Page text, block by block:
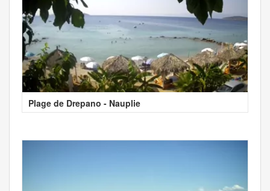
Plage de Drepano - Nauplie